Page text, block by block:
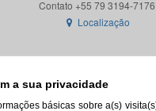
a sua privacidade
básicas sobre a(s)
Localização